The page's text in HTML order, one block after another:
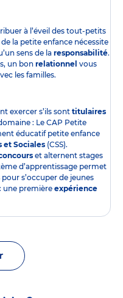
à l’éveil des tout-petits
de la petite enfance nécessite
sens de laresponsabilité.
un bon relationnel vous
les familles.
exercer s’ils sont titulaires
: Le CAP Petite
éducatif petite enfance
et Sociales (CSS).
et alternent stages
d’apprentissage permet
pour s’occuper de jeunes
une première expérience